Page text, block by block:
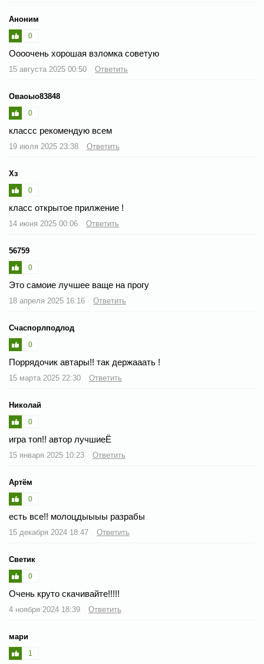
Аноним
0
Оооочень хорошая взломка советую
15 августа 2025 00:50 Ответить
Оваоыо83848
0
классс рекомендую всем
19 июля 2025 23:38 Ответить
Хз
0
класс открытое прилжение !
14 июня 2025 00:06 Ответить
56759
0
Это самоие лучшее ваще на прогу
18 апреля 2025 16:16 Ответить
Счаспорлподлод
0
Поррядочик автары!! так держааать !
15 марта 2025 22:30 Ответить
Николай
0
игра топ!! автор лучшиеЁ
15 января 2025 10:23 Ответить
Артём
0
есть все!! молоцдыыыы разрабы
15 декабря 2024 18:47 Ответить
Светик
0
Очень круто скачивайте!!!!!
4 ноября 2024 18:39 Ответить
мари
1